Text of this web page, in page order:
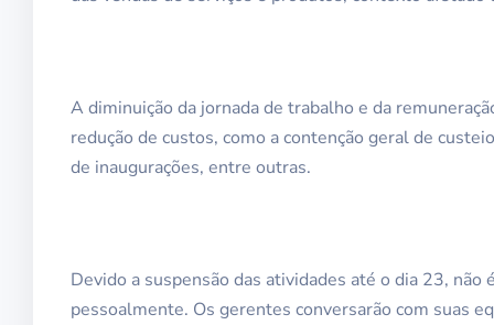
A diminuição da jornada de trabalho e da
redução de custos, como a contenção geral de
de inaugurações, entre outras.
Devido a suspensão das atividades até o dia 23,
pessoalmente. Os gerentes conversarão com suas